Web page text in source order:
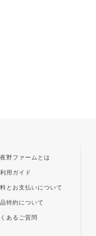
野ファームとは
利用ガイド
とお支払いについて
特約について
あるご質問